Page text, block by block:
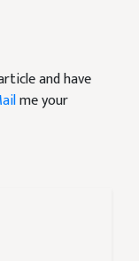
and have
me your